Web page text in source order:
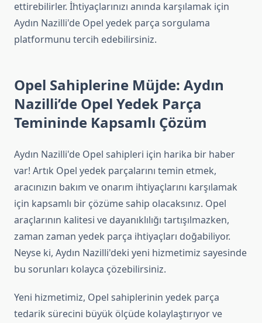
ettirebilirler. İhtiyaçlarınızı anında karşılamak için
Aydın Nazilli'de Opel yedek parça sorgulama
platformunu tercih edebilirsiniz.
Opel Sahiplerine Müjde: Aydın
Nazilli’de Opel Yedek Parça
Temininde Kapsamlı Çözüm
Aydın Nazilli'de Opel sahipleri için harika bir haber
var! Artık Opel yedek parçalarını temin etmek,
aracınızın bakım ve onarım ihtiyaçlarını karşılamak
için kapsamlı bir çözüme sahip olacaksınız. Opel
araçlarının kalitesi ve dayanıklılığı tartışılmazken,
zaman zaman yedek parça ihtiyaçları doğabiliyor.
Neyse ki, Aydın Nazilli'deki yeni hizmetimiz sayesinde
bu sorunları kolayca çözebilirsiniz.
Yeni hizmetimiz, Opel sahiplerinin yedek parça
tedarik sürecini büyük ölçüde kolaylaştırıyor ve